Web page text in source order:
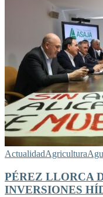
ActualidadAgricultura
PÉREZ LLORCA
INVERSIONES